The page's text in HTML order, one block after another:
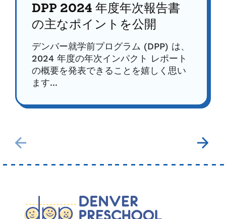
DPP 2024 年度年次報告書
の主なポイントを公開
デンバー就学前プログラム (DPP) は、
2024 年度の年次インパクト レポート
の概要を発表できることを嬉しく思い
ます...